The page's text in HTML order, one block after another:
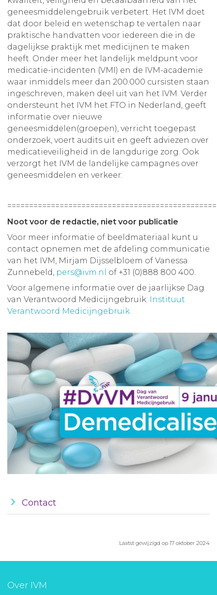
geneesmiddelengebruik verbetert. Het IVM doet
dat door beleid en wetenschap te vertalen naar
praktische handvatten voor iedereen die in de
dagelijkse praktijk met medicijnen te maken
heeft. Onder meer het landelijk meldpunt voor
medicatie-incidenten (VMI) en de IVM-academie
waar inmiddels meer dan 200.000 cursisten staan
ingeschreven, maken deel uit van het IVM. Verder
ondersteunt het IVM het FTO in Nederland, geeft
informatie over nieuwe
geneesmiddelen(groepen), verricht toegepast
onderzoek, voert audits uit en geeft adviezen over
medicatieveiligheid in de langdurige zorg. Ook
verzorgt het IVM de landelijke campagnes over
geneesmiddelen en verkeer.
Noot voor de redactie, niet voor publicatie
Voor meer informatie of beeldmateriaal kunt u
contact opnemen met de afdeling communicatie
van het IVM, Mirjam Dijsselbloem of Vanessa
Zunnebeld, pers@ivm.nl
of +31 (0)888 800 400.
Voor algemene informatie over de jaarlijkse Dag
van Verantwoord Medicijngebruik: Instituut
Verantwoord Medicijngebruik.
Contact
Laatst gewijzigd op 17 oktober 2024
Over IVM